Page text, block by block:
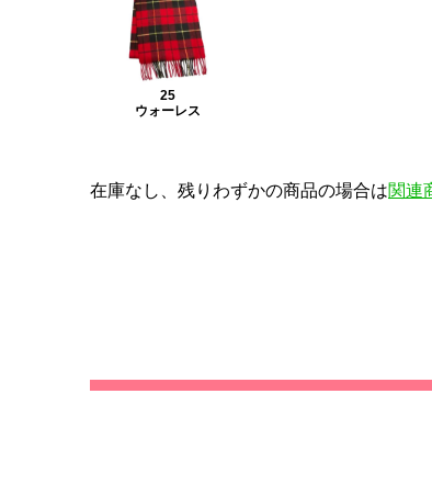
25
ウォーレス
在庫なし、残りわずかの商品の場合は関連